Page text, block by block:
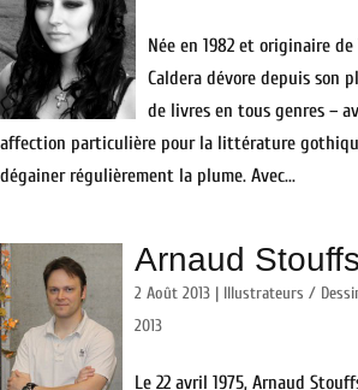
Née en 1982 et originaire de
Caldera dévore depuis son
de livres en tous genres –
affection particulière pour la littérature
dégainer régulièrement la plume. Avec...
Arnaud Stouffs
2 Août 2013 | Illustrateurs /
2013
Le 22 avril 1975, Arnaud